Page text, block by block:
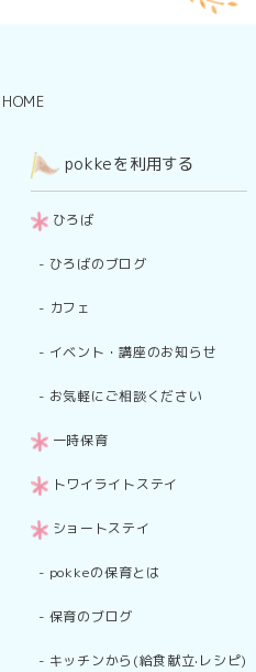
HOME
pokkeを利用する
ひろば
- ひろばのブログ
- カフェ
- イベント・講座のお知らせ
- お気軽にご相談ください
一時保育
トワイライトステイ
ショートステイ
- pokkeの保育とは
- 保育のブログ
- キッチンから(給食献立·レシピ)